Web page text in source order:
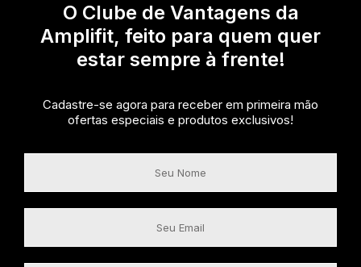
O Clube de Vantagens da
Amplifit, feito para quem quer
estar sempre à frente!
Cadastre-se agora para receber em primeira mão
ofertas especiais e produtos exclusivos!